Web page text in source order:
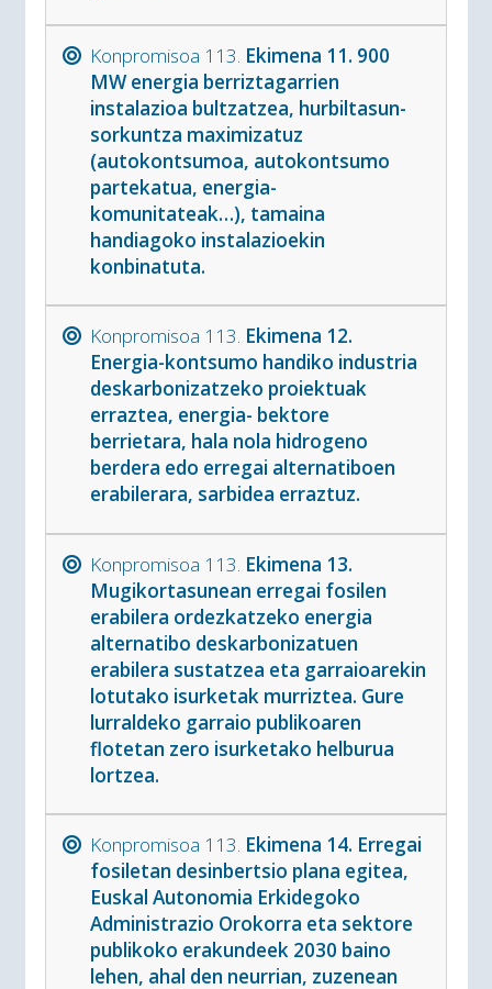
Konpromisoa 113. Ekimena 11. 900
MW energia berriztagarrien
instalazioa bultzatzea, hurbiltasun-
sorkuntza maximizatuz
(autokontsumoa, autokontsumo
partekatua, energia-
komunitateak…), tamaina
handiagoko instalazioekin
konbinatuta.
Konpromisoa 113. Ekimena 12.
Energia-kontsumo handiko industria
deskarbonizatzeko proiektuak
erraztea, energia- bektore
berrietara, hala nola hidrogeno
berdera edo erregai alternatiboen
erabilerara, sarbidea erraztuz.
Konpromisoa 113. Ekimena 13.
Mugikortasunean erregai fosilen
erabilera ordezkatzeko energia
alternatibo deskarbonizatuen
erabilera sustatzea eta garraioarekin
lotutako isurketak murriztea. Gure
lurraldeko garraio publikoaren
flotetan zero isurketako helburua
lortzea.
Konpromisoa 113. Ekimena 14. Erregai
fosiletan desinbertsio plana egitea,
Euskal Autonomia Erkidegoko
Administrazio Orokorra eta sektore
publikoko erakundeek 2030 baino
lehen, ahal den neurrian, zuzenean